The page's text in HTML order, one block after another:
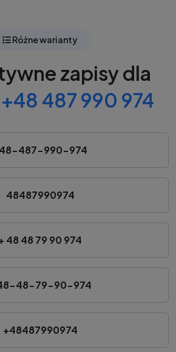
Różne warianty
zapisy dla
+48 487 990 974
487-990-974
48487990974
48 48 79 90 974
48-79-90-974
+48487990974